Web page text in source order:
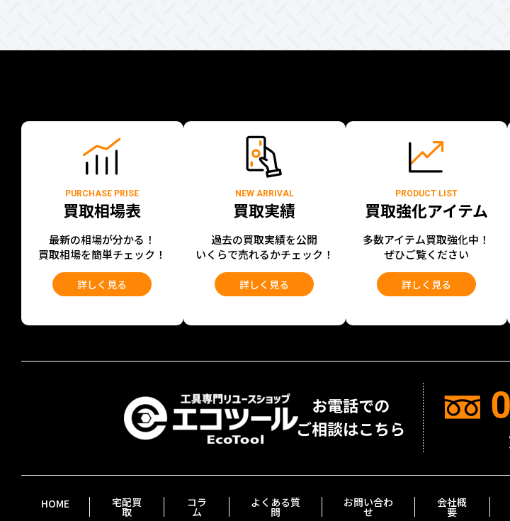
PURCHASE PRISE
買取相場表
最新の相場が分かる！
買取相場を簡単チェック！
詳しく見る
NEW ARRIVAL
買取実績
過去の買取実績を公開
いくらで売れるかチェック！
詳しく見る
PRODUCT LIST
買取強化アイテム
多数アイテム買取強化中！
ぜひご覧ください
詳しく見る
HOME 宅配買
取
コラ
ム
よくある質
問
お問い合わ
せ
会社概
要